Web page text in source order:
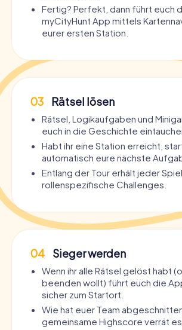
Fertig? Perfekt, dann führt euch
myCityHunt App mittels
eurer ersten Station.
03 Rätsel lösen
Rätsel, Logikaufgaben und
euch in die Geschichte
Habt ihr eine Station erreicht,
automatisch eure nächste
Entlang der Tour erhält jeder
rollenspezifische Challenges.
04 Sieger werden
Wenn ihr alle Rätsel gelöst habt
beenden wollt) führt euch die
sicher zum Startort.
Wie hat euer Team
gemeinsame Highscore verrät